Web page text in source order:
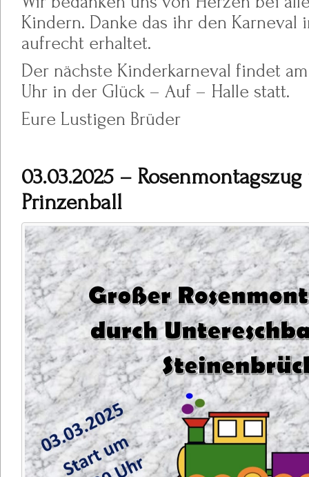
Kindern. Danke das ihr den Karneval
aufrecht erhaltet.
Der nächste Kinderkarneval findet am
Uhr in der Glück – Auf – Halle statt.
Eure Lustigen Brüder
03.03.2025 –
Prinzenball